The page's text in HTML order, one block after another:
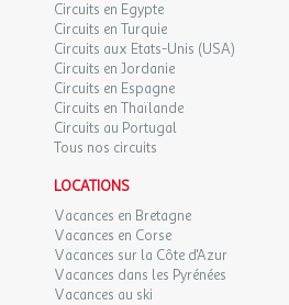
Circuits en Egypte
Circuits en Turquie
Circuits aux Etats-Unis (USA)
Circuits en Jordanie
Circuits en Espagne
Circuits en Thaïlande
Circuits au Portugal
Tous nos circuits
LOCATIONS
Vacances en Bretagne
Vacances en Corse
Vacances sur la Côte d'Azur
Vacances dans les Pyrénées
Vacances au ski